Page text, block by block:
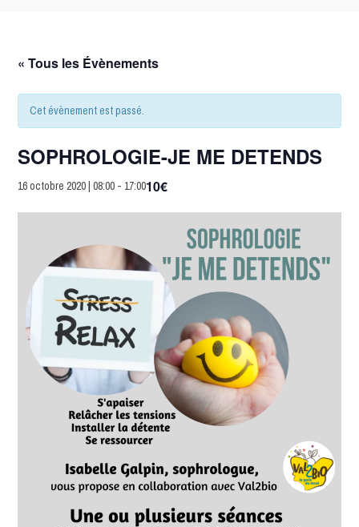
« Tous les Évènements
Cet évènement est passé.
SOPHROLOGIE-JE ME DETENDS
16 octobre 2020 | 08:00 - 17:0010€